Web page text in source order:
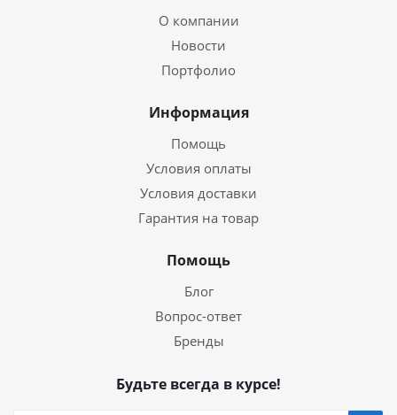
О компании
Новости
Портфолио
Информация
Помощь
Условия оплаты
Условия доставки
Гарантия на товар
Помощь
Блог
Вопрос-ответ
Бренды
Будьте всегда в курсе!